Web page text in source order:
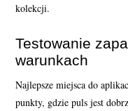
kolekcji.
Testowanie
warunkach
Najlepsze miejsca do
punkty, gdzie puls jest